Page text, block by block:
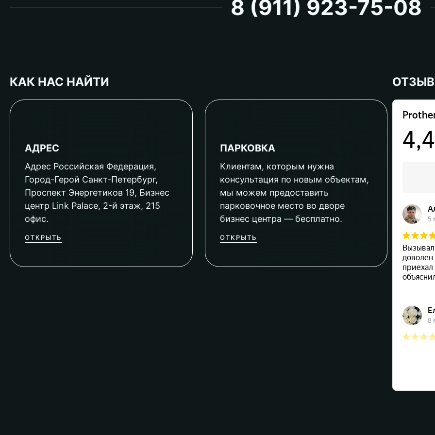
8 (911) 923-75-08
КАК НАС НАЙТИ
АДРЕС
Адрес Российская Федерация,
Город-Герой Санкт-Петербург,
Проспект Энергетиков 19, Бизнес
центр Link Palace, 2-й этаж, 215
офис.
ОТКРЫТЬ
ПАРКОВКА
Клиентам, которым нужна
консультация по новым объектам,
мы можем предоставить
парковочное место во дворе
бизнес центра — бесплатно.
ОТКРЫТЬ